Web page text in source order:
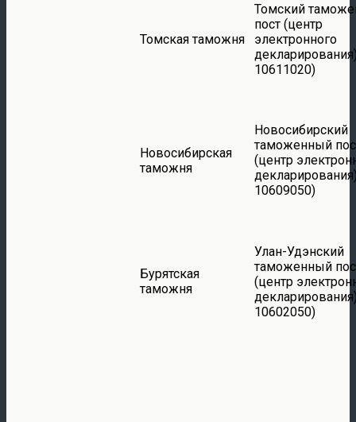
Томская таможня
Томский
пост (центр
электронного
10611020)
Новосибирская
таможня
Новосибирский
таможенный
(центр
10609050)
Бурятская
таможня
Улан-Удэнский
таможенный
(центр
10602050)